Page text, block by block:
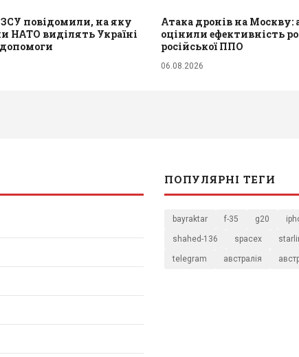
ЗСУ повідомили, на яку
НАТО виділять Україні
допомоги
Атака дронів на Москву:
оцінили ефективність
російської ППО
06.08.2026
ПОПУЛЯРНІ ТЕГИ
bayraktar f-35 g20
shahed-136 spacex
telegram австралія